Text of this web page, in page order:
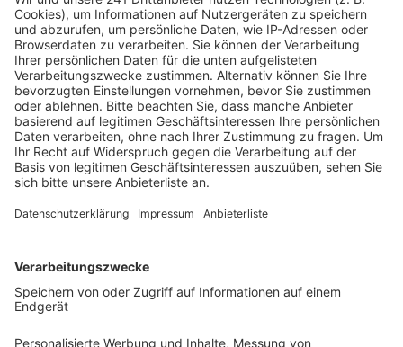
Eine Kombination aus Muskel- und
Ausdauertraining
Anzeige
Es am Anfang völlig zu übertreiben, ist für den eigenen
Körper auch nicht Sinn der Sache. Daher empfiehlt der
Sportwissenschaftler und Gesundheitsexperte:
Muskeln sich erholen müssen. Ausdauertraining könnte
Tag. Am besten sei also ein Mix aus Ausdauer- und
Muskeltraining. Die jeweiligen Pausen sollten
genossen werden.
Wer übrigens noch keine Sportart gefunden hat: ein